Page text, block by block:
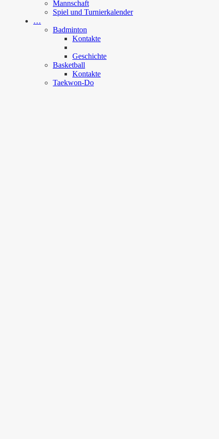
Mannschaft
Spiel und Turnierkalender
…
Badminton
Kontakte
Geschichte
Basketball
Kontakte
Taekwon-Do